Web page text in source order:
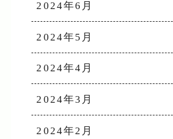
2024年6月
2024年5月
2024年4月
2024年3月
2024年2月